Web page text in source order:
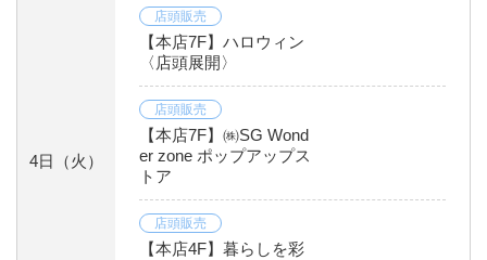
4日 （火）
店頭販売
【本店7F】ハロウィン
〈店頭展開〉
店頭販売
【本店7F】㈱SG Wond
er zone ポップアップス
トア
店頭販売
【本店4F】暮らしを彩